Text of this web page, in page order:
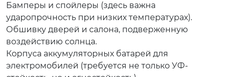
Бамперы и спойлеры (здесь важна
ударопрочность при низких температурах).
Обшивку дверей и салона, подверженную
воздействию солнца.
Корпуса аккумуляторных батарей для
электромобилей (требуется не только УФ-